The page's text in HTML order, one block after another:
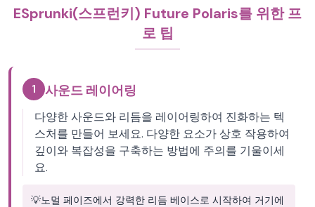
ESprunki(스프런키) Future Polaris를 위한 프
로 팁
1 사운드 레이어링
다양한 사운드와 리듬을 레이어링하여 진화하는 텍
스처를 만들어 보세요. 다양한 요소가 상호 작용하여
깊이와 복잡성을 구축하는 방법에 주의를 기울이세
요.
💡노멀 페이즈에서 강력한 리듬 베이스로 시작하여 거기에